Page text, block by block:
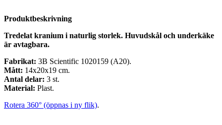
Produktbeskrivning
Tredelat kranium i naturlig storlek. Huvudskål och underkäke
är avtagbara.
Fabrikat: 3B Scientific 1020159 (A20).
Mått: 14x20x19 cm.
Antal delar: 3 st.
Material: Plast.
Rotera 360° (öppnas i ny flik).